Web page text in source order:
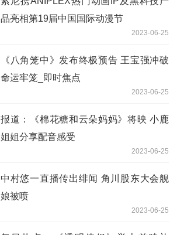
品亮相第19届中国国际动漫节
2023-06-25
《八角笼中》发布终极预告 王宝强冲破
命运牢笼_即时焦点
2023-06-25
报道：《棉花糖和云朵妈妈》将映 小鹿
姐姐分享配音感受
2023-06-25
中村悠一直播传出绯闻 角川股东大会舰
娘被喷
2023-06-25